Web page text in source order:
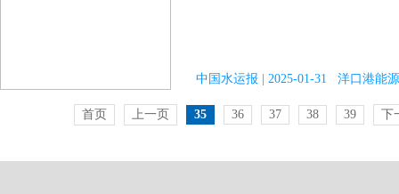
中国水运报 | 2025-01-31 洋口港能
首页 上一页 35 36 37 38 39 下